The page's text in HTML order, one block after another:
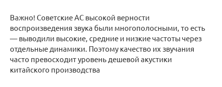
Важно! Советские АС высокой верности
воспроизведения звука были многополосными, то есть
— выводили высокие, средние и низкие частоты через
отдельные динамики. Поэтому качество их звучания
часто превосходит уровень дешевой акустики
китайского производства